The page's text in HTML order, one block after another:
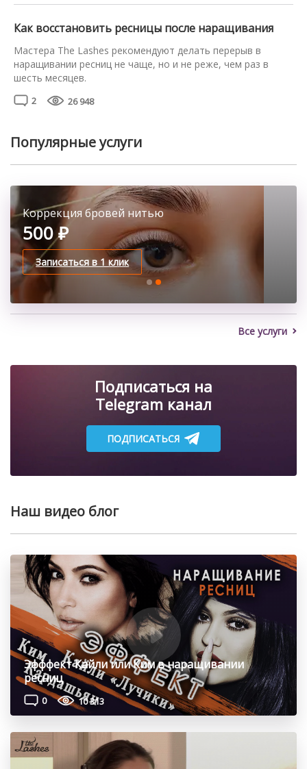
деталях и продемонстрируем результат на фото. Что
Как восстановить ресницы после наращивания
Мастера The Lashes рекомендуют делать перерыв в
наращивании ресниц не чаще, но и не реже, чем раз в
шесть месяцев.
направления ресничек достаточно одного месяца при
2 26 948
Популярные услуги
Классическое наращивание ресниц
2100 ₽
Записаться в 1 клик
Коррекция бровей нитью
500 ₽
Записаться в 1 клик
Все услуги
Подписаться на
Telegram канал
ПОДПИСАТЬСЯ
Наш видео блог
Эфффект Кайли или Ким в наращивании
ресниц
0 10 313